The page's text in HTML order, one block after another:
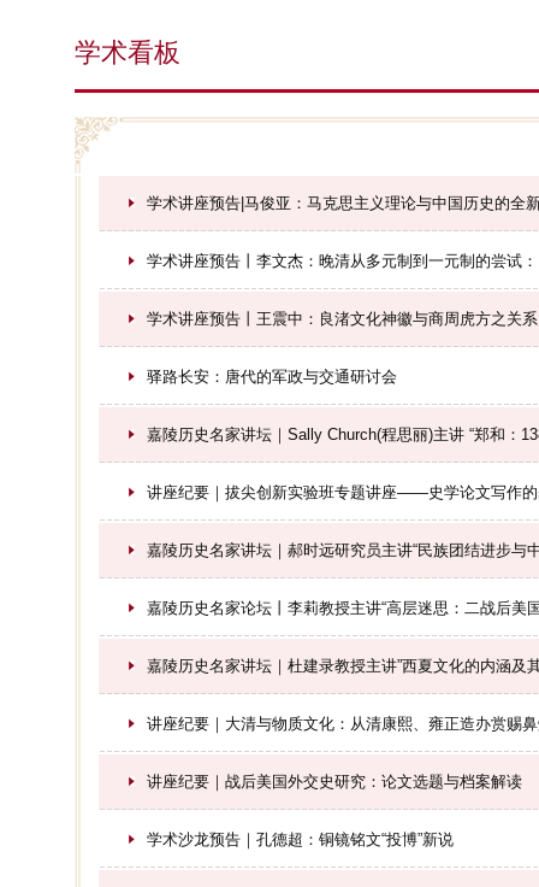
学术看板
学术讲座预告|马俊亚：马克思主义理论与中国历史的全
学术讲座预告丨李文杰：晚清从多元制到一元制的尝试
学术讲座预告丨王震中：良渚文化神徽与商周虎方之关系
驿路长安：唐代的军政与交通研讨会
嘉陵历史名家讲坛｜Sally Church(程思丽)主讲 “郑和：
讲座纪要｜拔尖创新实验班专题讲座——史学论文写作
嘉陵历史名家讲坛｜郝时远研究员主讲“民族团结进步与
嘉陵历史名家论坛丨李莉教授主讲“高层迷思：二战后美
嘉陵历史名家讲坛｜杜建录教授主讲”西夏文化的内涵及
讲座纪要｜大清与物质文化：从清康熙、雍正造办赏赐
讲座纪要｜战后美国外交史研究：论文选题与档案解读
学术沙龙预告｜孔德超：铜镜铭文“投博”新说